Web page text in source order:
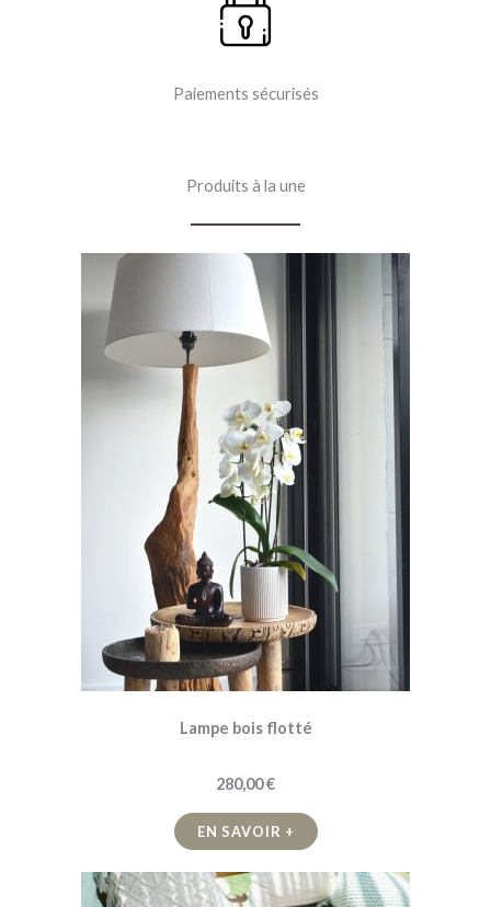
Paiements sécurisés
Produits à la une
Lampe bois flotté
280,00 €
EN SAVOIR +